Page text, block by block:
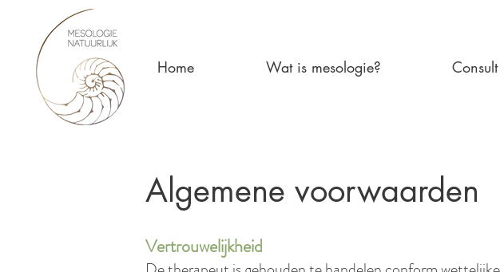
Home Wat is mesologie? Consult
Algemene voorwaarden
Vertrouwelijkheid